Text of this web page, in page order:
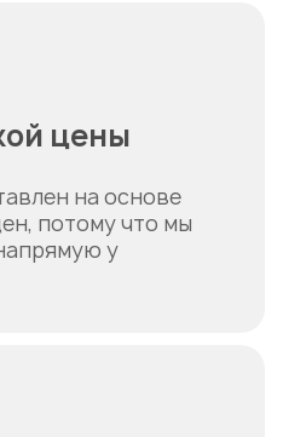
цены
на основе
потому что мы
у